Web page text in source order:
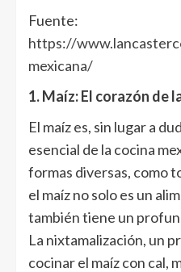
Fuente:
https://
mexicana/
1. Maíz: El corazón de
El maíz es, sin lugar a
esencial de la cocina
formas diversas, como
el maíz no solo es un
también tiene un
La nixtamalización, un
cocinar el maíz con cal,